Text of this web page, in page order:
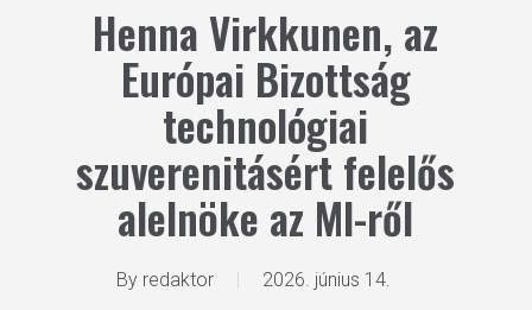
Henna Virkkunen, az
Európai Bizottság
technológiai
szuverenitásért felelős
alelnöke az MI-ről
By redaktor 2026. június 14.